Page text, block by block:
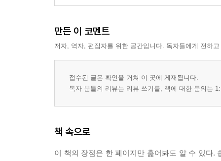
만든 이 코멘트
저자, 역자, 편집자를 위한 공간입니다. 독자들에게 전하
접수된 글은 확인을 거쳐 이 곳에 게재됩니다.
독자 분들의 리뷰는 리뷰 쓰기를, 책에 대한 문의는
책 속으로
이 책의 장점은 한 페이지만 훑어봐도 알 수 있다.